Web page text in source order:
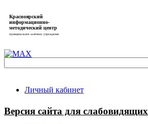
Красноярский
информационно-
методический центр
муниципальное казённое учреждение
Личный кабинет
Версия сайта для слабовидящих